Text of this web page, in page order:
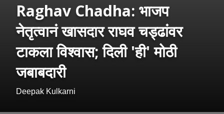
Raghav Chadha: भाजप
नेतृत्वानं खासदार राघव चड्ढांवर
टाकला विश्वास; दिली 'ही' मोठी
जबाबदारी
Deepak Kulkarni